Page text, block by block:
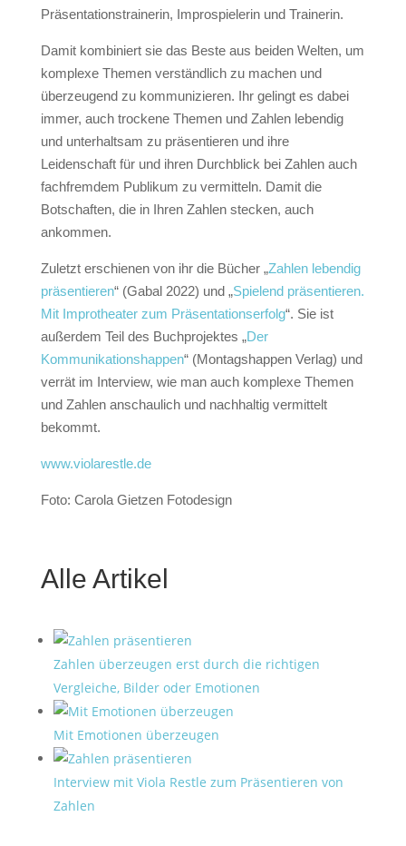
Präsentationstrainerin, Improspielerin und Trainerin.
Damit kombiniert sie das Beste aus beiden Welten, um
komplexe Themen verständlich zu machen und
überzeugend zu kommunizieren. Ihr gelingt es dabei
immer, auch trockene Themen und Zahlen lebendig
und unterhaltsam zu präsentieren und ihre
Leidenschaft für und ihren Durchblick bei Zahlen auch
fachfremdem Publikum zu vermitteln. Damit die
Botschaften, die in Ihren Zahlen stecken, auch
ankommen.
Zuletzt erschienen von ihr die Bücher „Zahlen lebendig
präsentieren“ (Gabal 2022) und „Spielend präsentieren.
Mit Improtheater zum Präsentationserfolg“. Sie ist
außerdem Teil des Buchprojektes „Der
Kommunikationshappen“ (Montagshappen Verlag) und
verrät im Interview, wie man auch komplexe Themen
und Zahlen anschaulich und nachhaltig vermittelt
bekommt.
www.violarestle.de
Foto: Carola Gietzen Fotodesign
Alle Artikel
Zahlen überzeugen erst durch die richtigen
Vergleiche, Bilder oder Emotionen
Mit Emotionen überzeugen
Interview mit Viola Restle zum Präsentieren von
Zahlen